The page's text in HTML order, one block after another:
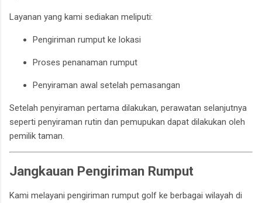
Layanan yang kami sediakan meliputi:
Pengiriman rumput ke lokasi
Proses penanaman rumput
Penyiraman awal setelah pemasangan
Setelah penyiraman pertama dilakukan, perawatan selanjutnya
seperti penyiraman rutin dan pemupukan dapat dilakukan oleh
pemilik taman.
Jangkauan Pengiriman Rumput
Kami melayani pengiriman rumput golf ke berbagai wilayah di